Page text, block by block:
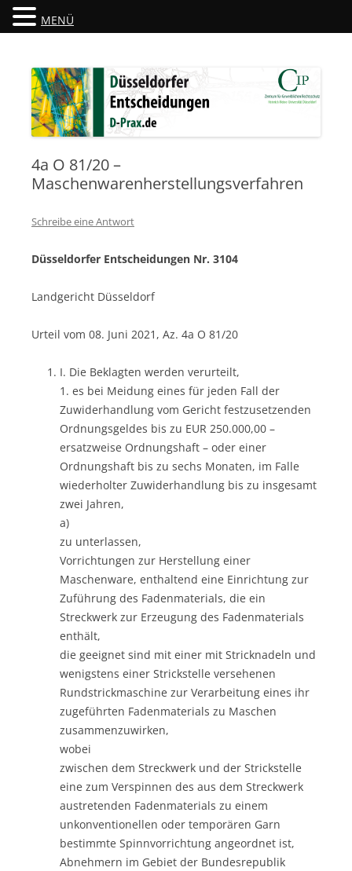
Düsseldorfer Entscheidungen
4a O 81/20 –
Maschenwarenherstellungsverfahren
Schreibe eine Antwort
Düsseldorfer Entscheidungen Nr. 3104
Landgericht Düsseldorf
Urteil vom 08. Juni 2021, Az. 4a O 81/20
I. Die Beklagten werden verurteilt,
1. es bei Meidung eines für jeden Fall der
Zuwiderhandlung vom Gericht festzusetzenden
Ordnungsgeldes bis zu EUR 250.000,00 –
ersatzweise Ordnungshaft – oder einer
Ordnungshaft bis zu sechs Monaten, im Falle
wiederholter Zuwiderhandlung bis zu insgesamt
zwei Jahren,
a)
zu unterlassen,
Vorrichtungen zur Herstellung einer
Maschenware, enthaltend eine Einrichtung zur
Zuführung des Fadenmaterials, die ein
Streckwerk zur Erzeugung des Fadenmaterials
enthält,
die geeignet sind mit einer mit Stricknadeln und
wenigstens einer Strickstelle versehenen
Rundstrickmaschine zur Verarbeitung eines ihr
zugeführten Fadenmaterials zu Maschen
zusammenzuwirken,
wobei
zwischen dem Streckwerk und der Strickstelle
eine zum Verspinnen des aus dem Streckwerk
austretenden Fadenmaterials zu einem
unkonventionellen oder temporären Garn
bestimmte Spinnvorrichtung angeordnet ist,
Abnehmern im Gebiet der Bundesrepublik
MENÜ